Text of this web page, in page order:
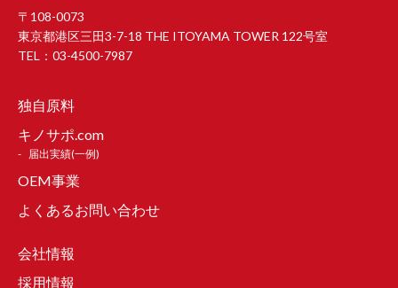
〒108-0073
東京都港区三田3-7-18 THE ITOYAMA TOWER 122号室
TEL：03-4500-7987
独自原料
キノサポ.com
届出実績(一例)
OEM事業
よくあるお問い合わせ
会社情報
採用情報